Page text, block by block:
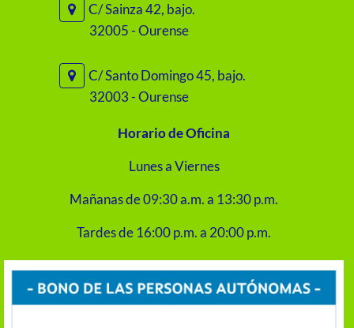
C/ Sainza 42, bajo.
32005 - Ourense
C/ Santo Domingo 45, bajo.
32003 - Ourense
Horario de Oficina
Lunes a Viernes
Mañanas de 09:30 a.m. a 13:30 p.m.
Tardes de 16:00 p.m. a 20:00 p.m.